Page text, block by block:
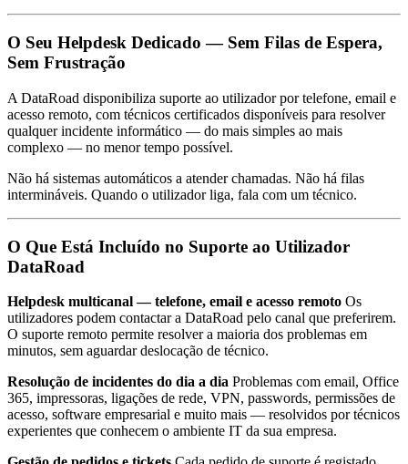
O Seu Helpdesk Dedicado — Sem Filas de Espera,
Sem Frustração
A DataRoad disponibiliza suporte ao utilizador por telefone, email e
acesso remoto, com técnicos certificados disponíveis para resolver
qualquer incidente informático — do mais simples ao mais
complexo — no menor tempo possível.
Não há sistemas automáticos a atender chamadas. Não há filas
intermináveis. Quando o utilizador liga, fala com um técnico.
O Que Está Incluído no Suporte ao Utilizador
DataRoad
Helpdesk multicanal — telefone, email e acesso remoto Os
utilizadores podem contactar a DataRoad pelo canal que preferirem.
O suporte remoto permite resolver a maioria dos problemas em
minutos, sem aguardar deslocação de técnico.
Resolução de incidentes do dia a dia Problemas com email, Office
365, impressoras, ligações de rede, VPN, passwords, permissões de
acesso, software empresarial e muito mais — resolvidos por técnicos
experientes que conhecem o ambiente IT da sua empresa.